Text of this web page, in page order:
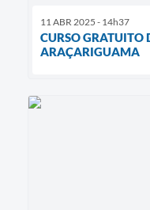
11 ABR 2025 - 14h37
CURSO GRATUITO
ARAÇARIGUAMA